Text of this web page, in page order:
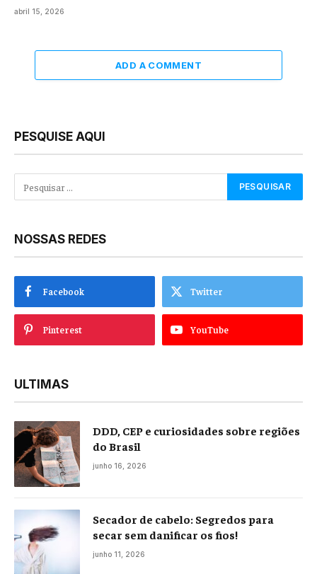
abril 15, 2026
ADD A COMMENT
PESQUISE AQUI
NOSSAS REDES
Facebook Twitter
Pinterest YouTube
ULTIMAS
DDD, CEP e curiosidades sobre regiões
do Brasil
junho 16, 2026
Secador de cabelo: Segredos para
secar sem danificar os fios!
junho 11, 2026